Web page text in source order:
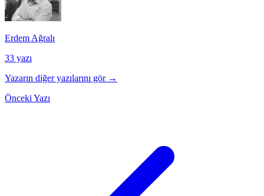
Erdem Ağralı
33 yazı
Yazarın diğer yazılarını gör →
Önceki Yazı